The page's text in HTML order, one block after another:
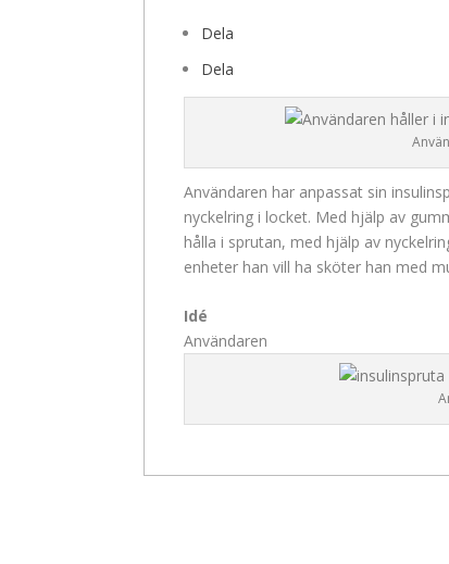
Dela
Dela
Användaren har anpassat sin
nyckelring i locket. Med hjälp av
hålla i sprutan, med hjälp av
enheter han vill ha sköter han med
Idé
Användaren